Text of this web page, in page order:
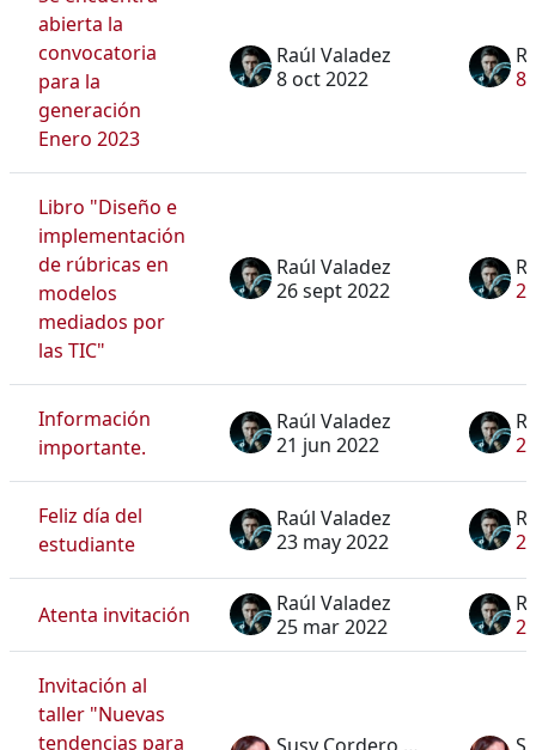
abierta la
convocatoria
para la
generación
Enero 2023
Raúl Valadez
8 oct 2022
8
Libro "Diseño e
implementación
de rúbricas en
modelos
mediados por
las TIC"
Raúl Valadez
26 sept 2022
Información
importante.
Raúl Valadez
21 jun 2022
Feliz día del
estudiante
Raúl Valadez
23 may 2022
Atenta invitación
Raúl Valadez
25 mar 2022
Invitación al
taller "Nuevas
tendencias para